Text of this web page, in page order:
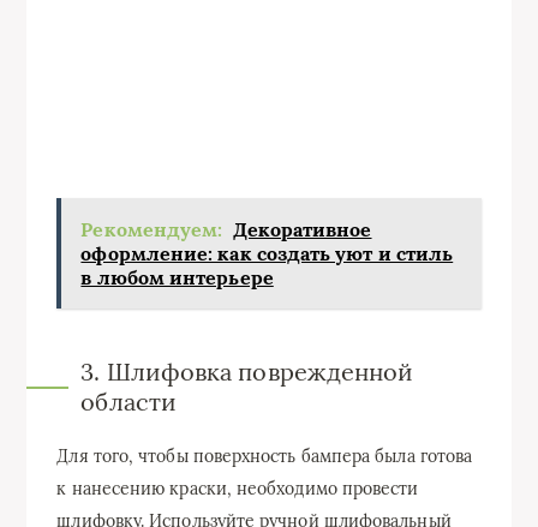
Рекомендуем: Декоративное
оформление: как создать уют и стиль
в любом интерьере
3. Шлифовка поврежденной
области
Для того, чтобы поверхность бампера была готова
к нанесению краски, необходимо провести
шлифовку. Используйте ручной шлифовальный